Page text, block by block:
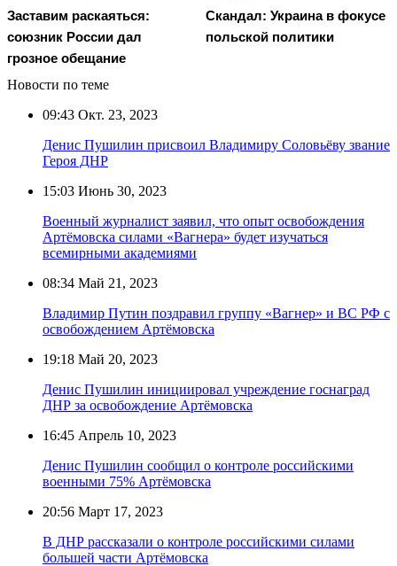
Заставим раскаяться:
союзник России дал
грозное обещание
Скандал: Украина в фокусе
польской политики
Новости по теме
09:43 Окт. 23, 2023
Денис Пушилин присвоил Владимиру Соловьёву звание
Героя ДНР
15:03 Июнь 30, 2023
Военный журналист заявил, что опыт освобождения
Артёмовска силами «Вагнера» будет изучаться
всемирными академиями
08:34 Май 21, 2023
Владимир Путин поздравил группу «Вагнер» и ВС РФ с
освобождением Артёмовска
19:18 Май 20, 2023
Денис Пушилин инициировал учреждение госнаград
ДНР за освобождение Артёмовска
16:45 Апрель 10, 2023
Денис Пушилин сообщил о контроле российскими
военными 75% Артёмовска
20:56 Март 17, 2023
В ДНР рассказали о контроле российскими силами
большей части Артёмовска